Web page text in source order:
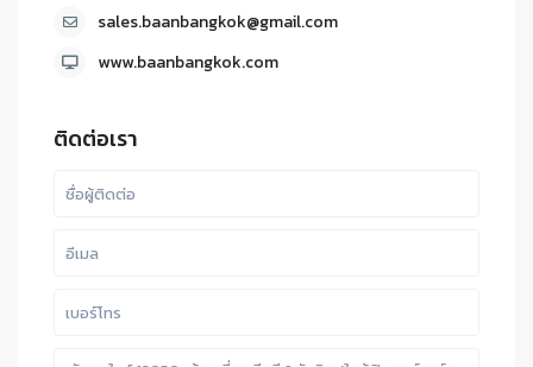
sales.baanbangkok@gmail.com
www.baanbangkok.com
ติดต่อเรา